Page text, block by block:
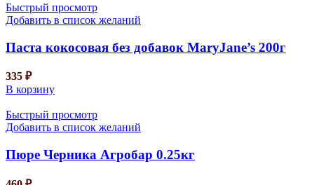
Быстрый просмотр
Добавить в список желаний
Паста кокосовая без добавок MaryJane’s 200г
335 ₽
В корзину
Быстрый просмотр
Добавить в список желаний
Пюре Черника Агробар 0.25кг